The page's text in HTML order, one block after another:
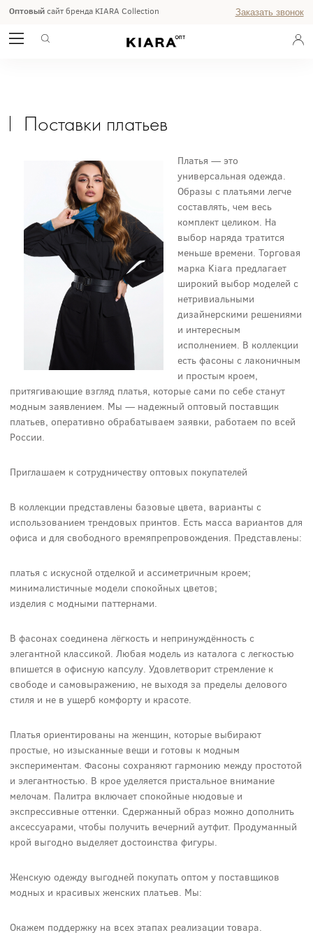
Оптовыйсайт бренда KIARA Collection Заказать звонок
ПОСТАВКИ ПЛАТЬЕВ ОПТОМ
Поставки платьев
Платья — это
универсальная одежда.
Образы с платьями легче
составлять, чем весь
комплект целиком. На
выбор наряда тратится
меньше времени. Торговая
марка Kiara предлагает
широкий выбор моделей с
нетривиальными
дизайнерскими решениями
и интересным
исполнением. В коллекции
есть фасоны с лаконичным
и простым кроем,
притягивающие взгляд платья, которые сами по себе станут
модным заявлением. Мы — надежный оптовый поставщик
платьев, оперативно обрабатываем заявки, работаем по всей
России.
Приглашаем к сотрудничеству оптовых покупателей
В коллекции представлены базовые цвета, варианты с
использованием трендовых принтов. Есть масса вариантов для
офиса и для свободного времяпрепровождения. Представлены:
платья с искусной отделкой и ассиметричным кроем;
минималистичные модели спокойных цветов;
изделия с модными паттернами.
В фасонах соединена лёгкость и непринуждённость с
элегантной классикой. Любая модель из каталога с легкостью
впишется в офисную капсулу. Удовлетворит стремление к
свободе и самовыражению, не выходя за пределы делового
стиля и не в ущерб комфорту и красоте.
Платья ориентированы на женщин, которые выбирают
простые, но изысканные вещи и готовы к модным
экспериментам. Фасоны сохраняют гармонию между простотой
и элегантностью. В крое уделяется пристальное внимание
мелочам. Палитра включает спокойные нюдовые и
экспрессивные оттенки. Сдержанный образ можно дополнить
аксессуарами, чтобы получить вечерний аутфит. Продуманный
крой выгодно выделяет достоинства фигуры.
Женскую одежду выгодней покупать оптом у поставщиков
модных и красивых женских платьев. Мы:
Окажем поддержку на всех этапах реализации товара.